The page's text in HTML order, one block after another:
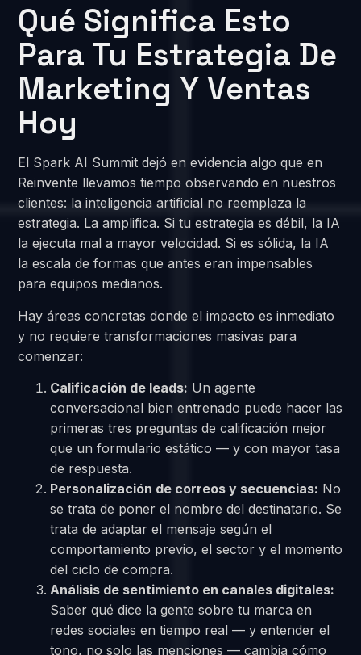
Qué Significa Esto
Para Tu Estrategia De
Marketing Y Ventas
Hoy
El Spark AI Summit dejó en evidencia algo que en
Reinvente llevamos tiempo observando en nuestros
clientes: la inteligencia artificial no reemplaza la
estrategia. La amplifica. Si tu estrategia es débil, la IA
la ejecuta mal a mayor velocidad. Si es sólida, la IA
la escala de formas que antes eran impensables
para equipos medianos.
Hay áreas concretas donde el impacto es inmediato
y no requiere transformaciones masivas para
comenzar:
Calificación de leads: Un agente
conversacional bien entrenado puede hacer las
primeras tres preguntas de calificación mejor
que un formulario estático — y con mayor tasa
de respuesta.
Personalización de correos y secuencias: No
se trata de poner el nombre del destinatario. Se
trata de adaptar el mensaje según el
comportamiento previo, el sector y el momento
del ciclo de compra.
Análisis de sentimiento en canales digitales:
Saber qué dice la gente sobre tu marca en
redes sociales en tiempo real — y entender el
tono, no solo las menciones — cambia cómo